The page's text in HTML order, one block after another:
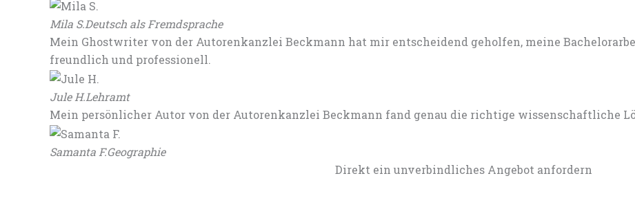
Mila S.Deutsch als Fremdsprache
Mein Ghostwriter von der Autorenkanzlei Beckmann hat mir entscheidend geholfen, meine
freundlich und professionell.
Jule H.Lehramt
Mein persönlicher Autor von der Autorenkanzlei Beckmann fand genau die richtige wissenschaftliche
Samanta F.Geographie
Direkt ein unverbindliches Angebot anfordern